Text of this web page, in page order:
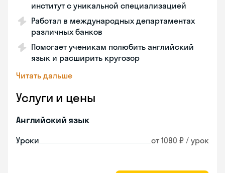
институт с уникальной специализацией
Работал в международных департаментах
различных банков
Помогает ученикам полюбить английский
язык и расширить кругозор
Читать дальше
Услуги и цены
Английский язык
Уроки от 1090 ₽ / урок